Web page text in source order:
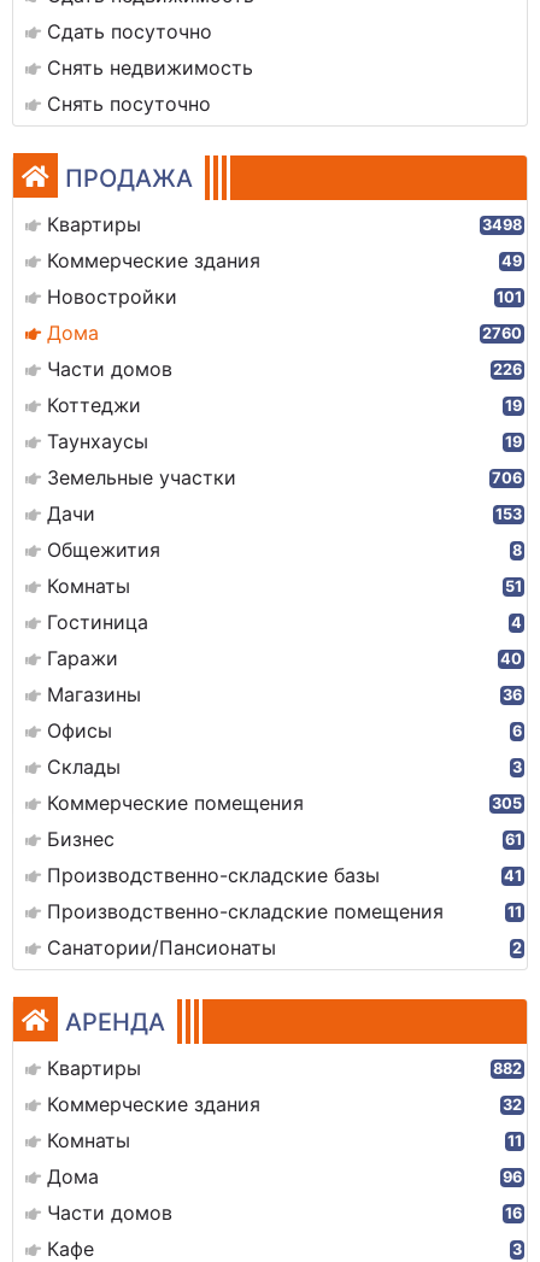
Сдать посуточно
Снять недвижимость
Снять посуточно
ПРОДАЖА
Квартиры 3498
Коммерческие здания 49
Новостройки 101
Дома 2760
Части домов 226
Коттеджи 19
Таунхаусы 19
Земельные участки 706
Дачи 153
Общежития 8
Комнаты 51
Гостиница 4
Гаражи 40
Магазины 36
Офисы 6
Склады 3
Коммерческие помещения 305
Бизнес 61
Производственно-складские базы 41
Производственно-складские помещения 11
Санатории/Пансионаты 2
АРЕНДА
Квартиры 882
Коммерческие здания 32
Комнаты 11
Дома 96
Части домов 16
Кафе 3